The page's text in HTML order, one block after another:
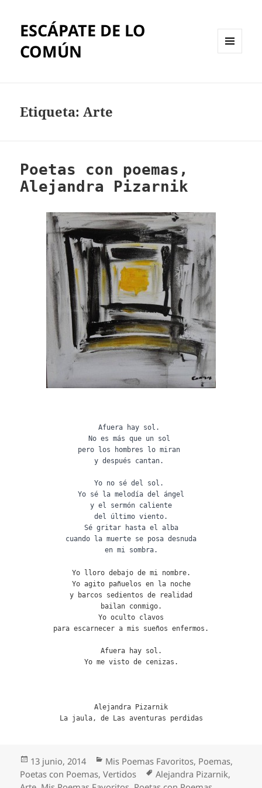
ESCÁPATE DE LO
COMÚN
Etiqueta:Arte
Poetas con poemas,
Alejandra Pizarnik
Afuera hay sol.
No es más que un sol
pero los hombres lo miran
y después cantan.
Yo no sé del sol.
Yo sé la melodía del ángel
y el sermón caliente
del último viento.
Sé gritar hasta el alba
cuando la muerte se posa desnuda
en mi sombra.
Yo lloro debajo de mi nombre.
Yo agito pañuelos en la noche
y barcos sedientos de realidad
bailan conmigo.
Yo oculto clavos
para escarnecer a mis sueños enfermos.
Afuera hay sol.
Yo me visto de cenizas.
Alejandra Pizarnik
La jaula, de Las aventuras perdidas
Publicado
el
13 junio, 2014 Categorías
Mis Poemas Favoritos, Poemas,
Poetas con Poemas,Vertidos Etiquetas
Alejandra Pizarnik,